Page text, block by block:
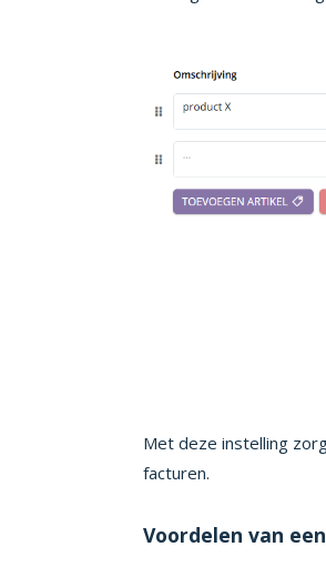
Met deze instelling
facturen.
Voordelen van